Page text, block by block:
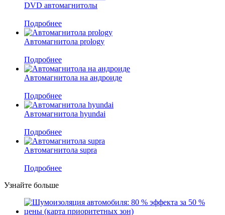
DVD автомагнитолы
Подробнее
Автомагнитола prology
Подробнее
Автомагнитола на андроиде
Подробнее
Автомагнитола hyundai
Подробнее
Автомагнитола supra
Подробнее
Узнайте больше